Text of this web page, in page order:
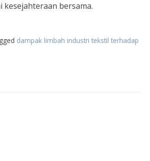
kesejahteraan bersama.
dampak limbah industri tekstil terhadap